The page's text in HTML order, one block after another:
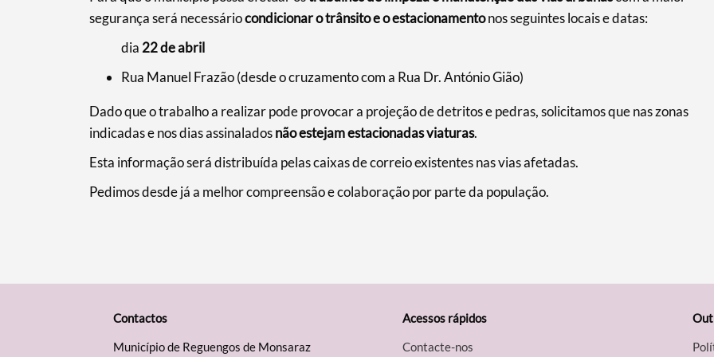
Filtros
segurança será necessáriocondicionar o trânsito e o estacionamentonos seguintes locais e datas:
dia 22 de abril
Rua Manuel Frazão (desde o cruzamento com a Rua Dr. António Gião)
Dado que o trabalho a realizar pode provocar a projeção de detritos e pedras, solicitamos que nas zonas
indicadas e nos dias assinaladosnão estejam estacionadas viaturas.
Esta informação será distribuída pelas caixas de correio existentes nas vias afetadas.
Pedimos desde já a melhor compreensão e colaboração por parte da população.
Contactos
Município de Reguengos de Monsaraz
Acessos rápidos
Contacte-nos